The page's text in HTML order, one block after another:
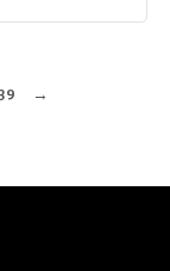
→